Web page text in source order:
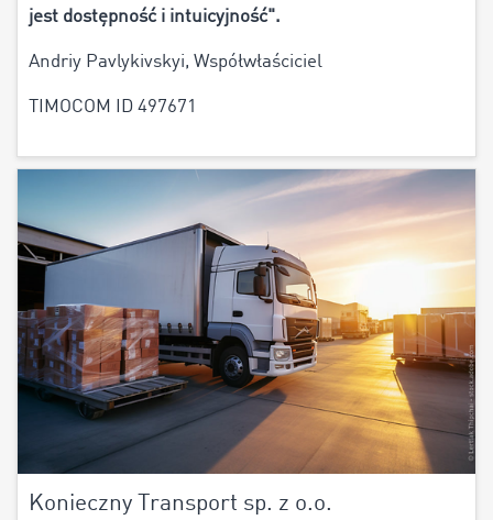
jest dostępność i intuicyjność".
Andriy Pavlykivskyi, Współwłaściciel
TIMOCOM ID 497671
Konieczny Transport sp. z o.o.